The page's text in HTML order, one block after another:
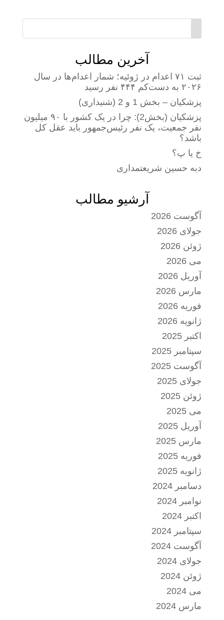
آخرین مطالب
ثبت ۷۱ اعدام در ژوئیه؛ شمار اعدام‌ها در سال
۲۰۲۶ به دست‌کم ۴۴۴ نفر رسید
پزشکیان – بخش 1 و 2 (شنیداری)
پزشکیان (بخش2): چرا در یک کشور با ۹۰ میلیون
نفر جمعیت، یک نفر رئیس‌جمهور باید عقل کل
باشد؟
خ یا پ؟
دبه حسین شریعتمداری
آرشیو مطالب
آگوست 2026
جولای 2026
ژوئن 2026
می 2026
آوریل 2026
مارس 2026
فوریه 2026
ژانویه 2026
اکتبر 2025
سپتامبر 2025
آگوست 2025
جولای 2025
ژوئن 2025
می 2025
آوریل 2025
مارس 2025
فوریه 2025
ژانویه 2025
دسامبر 2024
نوامبر 2024
اکتبر 2024
سپتامبر 2024
آگوست 2024
جولای 2024
ژوئن 2024
می 2024
مارس 2024